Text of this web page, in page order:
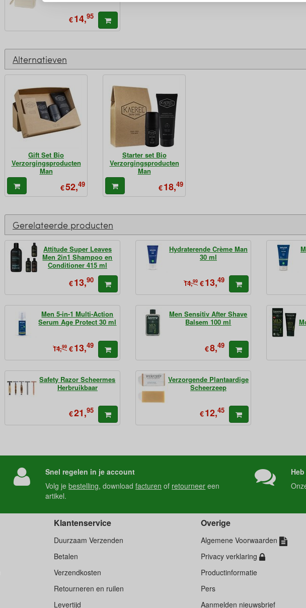
€14,95
Alternatieven
Gift Set Bio
Verzorgingsproducten
Man
€52,49
Starter set Bio
Verzorgingsproducten
Man
€18,49
Gerelateerde producten
Attitude Super Leaves
Men 2in1 Shampoo en
Conditioner 415 ml
€13,90
Hydraterende Crème Man
30 ml
14,99 €13,49
Men 5-in-1 Multi-Action
Serum Age Protect 30 ml
14,99 €13,49
Men Sensitiv After Shave
Balsem 100 ml
€8,49
Safety Razor Scheermes
Herbruikbaar
€21,95
Verzorgende Plantaardige
Scheerzeep
€12,45
Snel regelen in je account
Volg jebestelling, downloadfacturen of retourneer een
artikel.
Klantenservice
Duurzaam Verzenden
Betalen
Verzendkosten
Retourneren en ruilen
Levertijd
Overige
Algemene Voorwaarden
Privacy verklaring
Productinformatie
Pers
Aanmelden nieuwsbrief